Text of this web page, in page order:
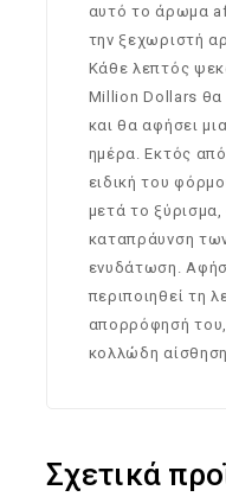
αυτό το άρωμα
την ξεχωριστή
Κάθε λεπτός
Million Dollars θα
και θα αφήσει
ημέρα. Εκτός
ειδική του
μετά το
καταπράυνση
ενυδάτωση.
περιποιηθεί τη
απορρόφησή
κολλώδη αίσθηση.
Σχετικά